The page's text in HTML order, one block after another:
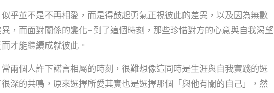
乎並不是不再相愛，而是得鼓起勇氣正視彼此的差異，以及因為無數
，而面對關係的變化-到了這個時刻，那些珍惜對方的心意與自我渴望
才能繼續成就彼此。
兩個人許下諾言相屬的時刻，很難想像這同時是生涯與自我實踐的選
深的共鳴，原來選擇所愛其實也是選擇那個「與他有關的自己」，然